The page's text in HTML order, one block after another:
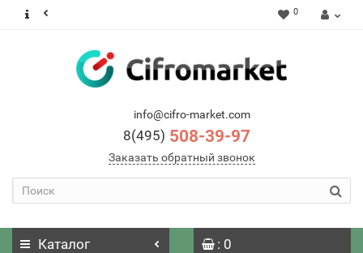
0
info@cifro-market.com
8(495) 508-39-97
Заказать обратный звонок
Каталог : 0